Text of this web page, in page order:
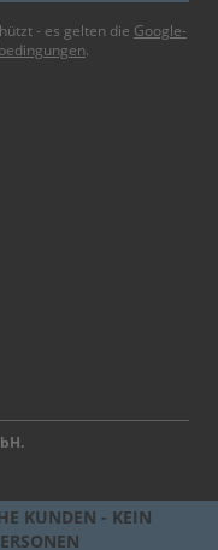
- es gelten die Google-
.
KUNDEN - KEIN